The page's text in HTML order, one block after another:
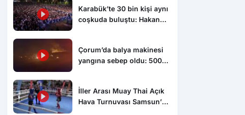
Karabük’te 30 bin kişi aynı
coşkuda buluştu: Hakan
Çorum’da balya makinesi
yangına sebep oldu: 500
İller Arası Muay Thai Açık
Hava Turnuvası Samsun’da